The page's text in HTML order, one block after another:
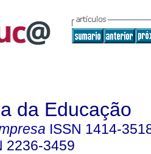
da Educação
ISSN 1414-
2236-3459